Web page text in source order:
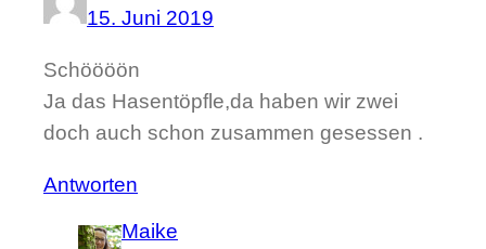
15. Juni 2019
Schöööön
Ja das Hasentöpfle,da haben wir zwei
doch auch schon zusammen gesessen .
Antworten
Maike